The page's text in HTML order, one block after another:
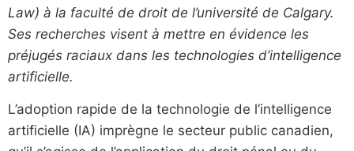
Law) à la faculté de droit de l’université de Calgary.
Ses recherches visent à mettre en évidence les
préjugés raciaux dans les technologies d’intelligence
artificielle.
L’adoption rapide de la technologie de l’intelligence
artificielle (IA) imprègne le secteur public canadien,